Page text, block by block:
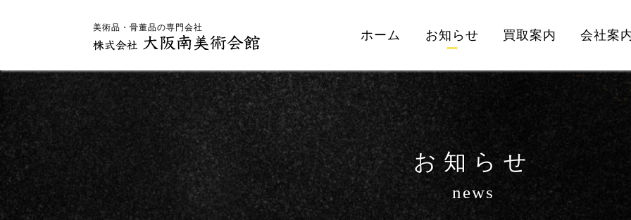
美術品・骨董品の専門会社
ホーム お知らせ 買取案内 会社案
お知らせ
news